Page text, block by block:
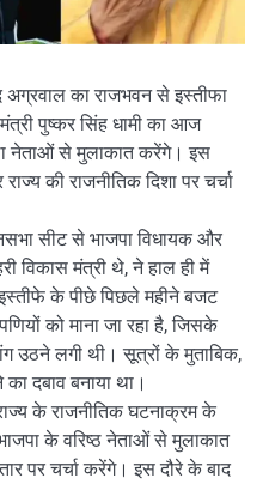
अग्रवाल का राजभवन से इस्तीफा
पुष्कर सिंह धामी का आज
नेताओं से मुलाकात करेंगे। इस
की राजनीतिक दिशा पर चर्चा
सीट से भाजपा विधायक और
विकास मंत्री थे, ने हाल ही में
के पीछे पिछले महीने बजट
को माना जा रहा है, जिसके
उठने लगी थी। सूत्रों के मुताबिक,
दबाव बनाया था।
राज्य के राजनीतिक घटनाक्रम के
भाजपा के वरिष्ठ नेताओं से मुलाकात
पर चर्चा करेंगे। इस दौरे के बाद